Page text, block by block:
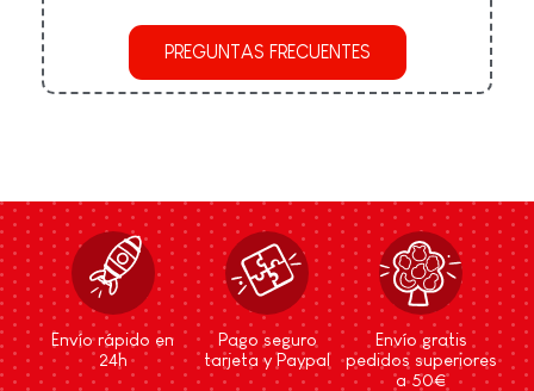
PREGUNTAS FRECUENTES
Envío rápido en
24h
Pago seguro
tarjeta y Paypal
Envío gratis
pedidos superiores
a 50€